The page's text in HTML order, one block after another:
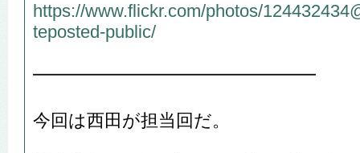
https://www.flickr.com/photos/
teposted-public/
━━━━━━━━━━━━━━━━
今回は西田が担当回だ。